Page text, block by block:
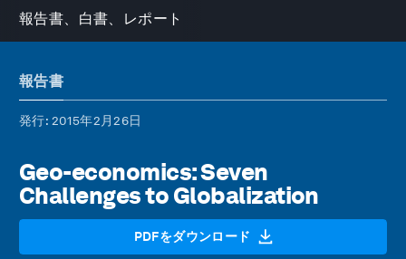
報告書、白書、レポート
報告書
発行: 2015年2月26日
Geo-economics: Seven
Challenges to Globalization
PDFをダウンロード